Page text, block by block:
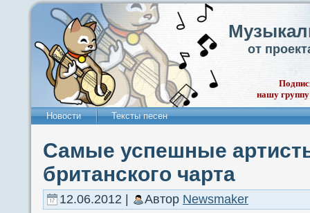
от
нашу
Новости Тексты песен
Самые успешные
британского чарта
12.06.2012 | Автор Newsmaker